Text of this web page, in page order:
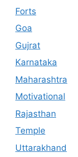
Forts
Goa
Gujrat
Karnataka
Maharashtra
Motivational
Rajasthan
Temple
Uttarakhand